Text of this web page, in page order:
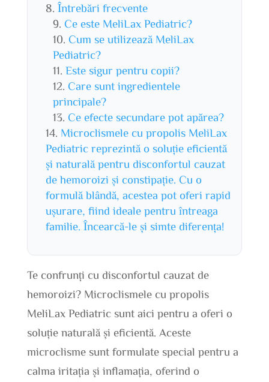
Întrebări frecvente
Ce este MeliLax Pediatric?
Cum se utilizează MeliLax
Pediatric?
Este sigur pentru copii?
Care sunt ingredientele
principale?
Ce efecte secundare pot apărea?
Microclismele cu propolis MeliLax
Pediatric reprezintă o soluție eficientă
și naturală pentru disconfortul cauzat
de hemoroizi și constipație. Cu o
formulă blândă, acestea pot oferi rapid
ușurare, fiind ideale pentru întreaga
familie. Încearcă-le și simte diferența!
Te confrunți cu disconfortul cauzat de
hemoroizi? Microclismele cu propolis
MeliLax Pediatric sunt aici pentru a oferi o
soluție naturală și eficientă. Aceste
microclisme sunt formulate special pentru a
calma iritația și inflamația, oferind o